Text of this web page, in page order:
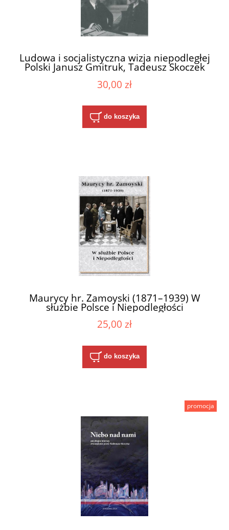
Ludowa i socjalistyczna wizja niepodległej
Polski Janusz Gmitruk, Tadeusz Skoczek
30,00 zł
do koszyka
Maurycy hr. Zamoyski (1871–1939) W
służbie Polsce i Niepodległości
25,00 zł
do koszyka
promocja